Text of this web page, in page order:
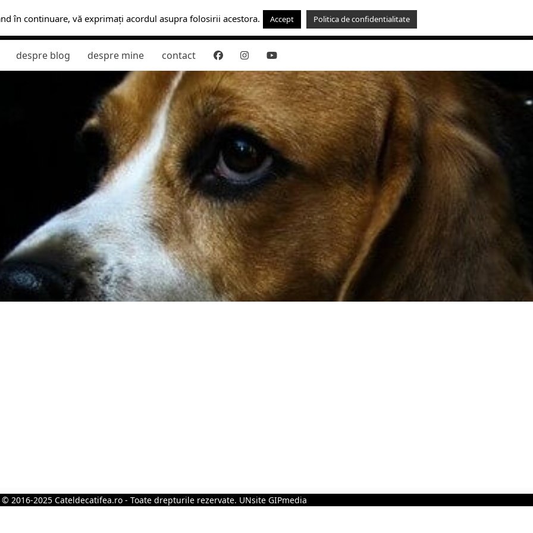
despre blog despre mine contact
2016-2025 Cateldecatifea.ro - Toate drepturile rezervate. UNsite GIPmedia
în continuare, vă exprimați acordul asupra folosirii acestora. Accept Politica de confidentialitate